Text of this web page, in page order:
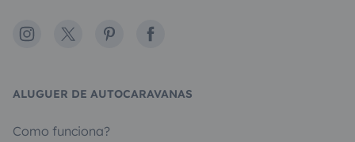
Instagram
X PinterestFacebook
ALUGUER DE AUTOCARAVANAS
Como funciona?